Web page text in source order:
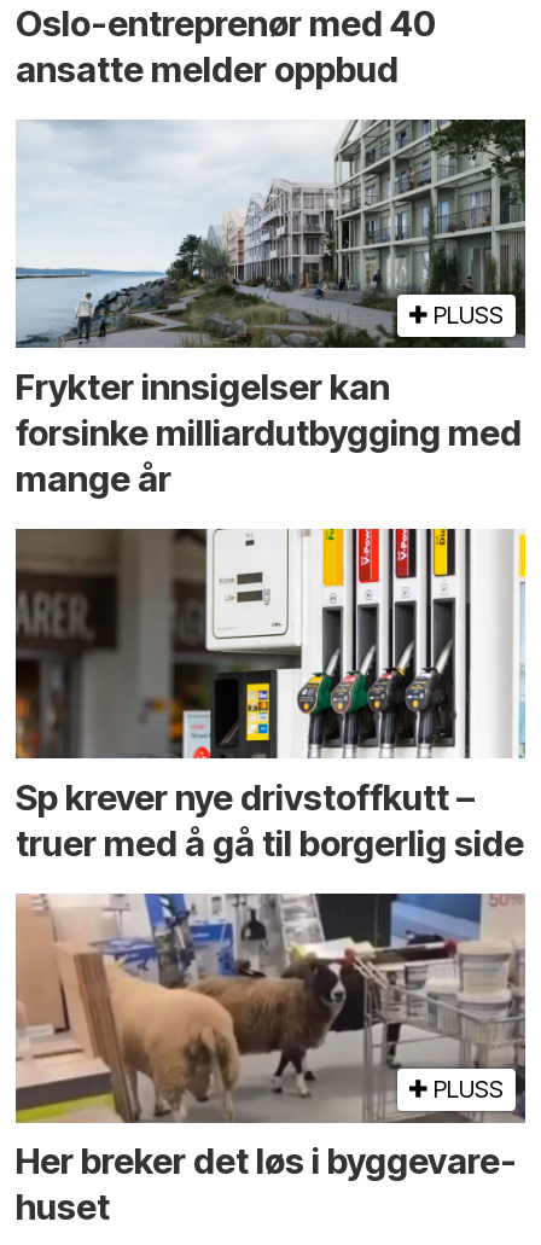
Oslo-entreprenør med 40
ansatte melder oppbud
PLUSS
Frykter innsigelser kan
forsinke milliard­utbygging med
mange år
Sp krever nye drivstoffkutt –
truer med å gå til borgerlig side
PLUSS
Her breker det løs i bygge­vare­
huset